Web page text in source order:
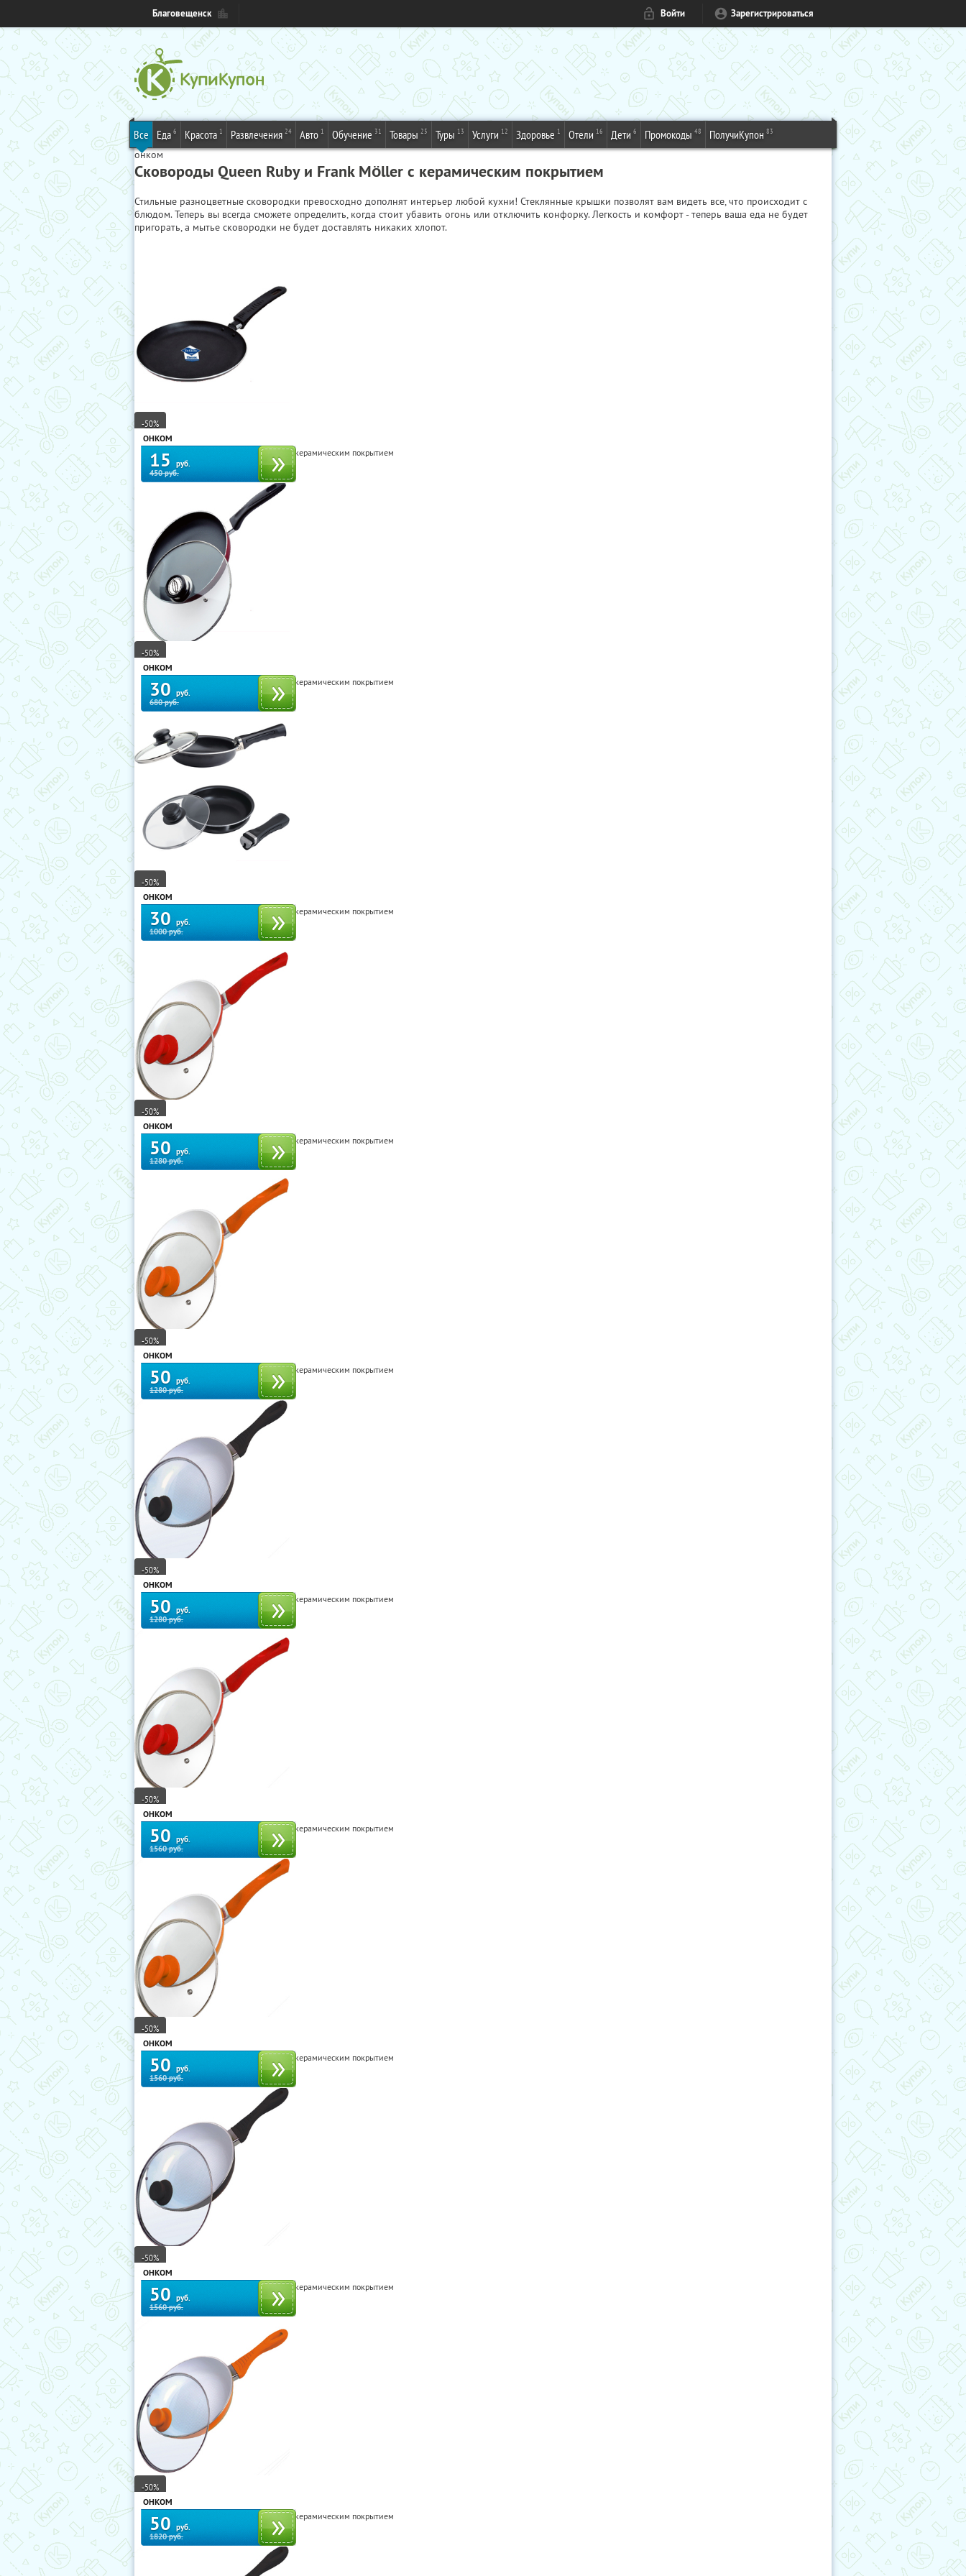
Благовещенск Войти Зарегистрироваться
Все Еда 6 Красота 1 Развлечения 24 Авто 1 Обучение 31 Товары 25 Туры 13 Услуги 12 Здоровье 1 Отели 16 Дети 6 Промокоды 48 ПолучиКупон 83
онком
Сковороды Queen Ruby и Frank Möller с керамическим покрытием
Стильные разноцветные сковородки превосходно дополнят интерьер любой кухни! Стеклянные крышки позволят вам видеть все, что происходит с
блюдом. Теперь вы всегда сможете определить, когда стоит убавить огонь или отключить конфорку. Легкость и комфорт - теперь ваша еда не будет
пригорать, а мытье сковородки не будет доставлять никаких хлопот.
-50%
ОНКОМ
Сковороды Queen Ruby и Frank Möller с керамическим покрытием
15руб.
450 руб.
-50%
ОНКОМ
Сковороды Queen Ruby и Frank Möller с керамическим покрытием
30руб.
680 руб.
-50%
ОНКОМ
Сковороды Queen Ruby и Frank Möller с керамическим покрытием
30руб.
1000 руб.
-50%
ОНКОМ
Сковороды Queen Ruby и Frank Möller с керамическим покрытием
50руб.
1280 руб.
-50%
ОНКОМ
Сковороды Queen Ruby и Frank Möller с керамическим покрытием
50руб.
1280 руб.
-50%
ОНКОМ
Сковороды Queen Ruby и Frank Möller с керамическим покрытием
50руб.
1280 руб.
-50%
ОНКОМ
Сковороды Queen Ruby и Frank Möller с керамическим покрытием
50руб.
1560 руб.
-50%
ОНКОМ
Сковороды Queen Ruby и Frank Möller с керамическим покрытием
50руб.
1560 руб.
-50%
ОНКОМ
Сковороды Queen Ruby и Frank Möller с керамическим покрытием
50руб.
1560 руб.
-50%
ОНКОМ
Сковороды Queen Ruby и Frank Möller с керамическим покрытием
50руб.
1820 руб.